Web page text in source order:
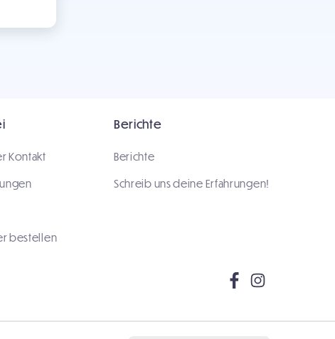
Kontakt
bestellen
Berichte
Berichte
Schreib uns deine Erfahrungen!